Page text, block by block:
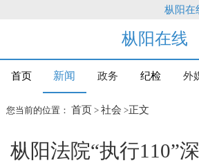
枞阳在
枞阳在线
首页 新闻 政务 纪检 外
您当前的位置： 首页 > 社会 >正文
枞阳法院“执行110”